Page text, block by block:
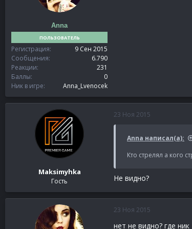
Anna
ПОЛЬЗОВАТЕЛЬ
Регистрация
9 Сен 2015
Сообщения
6.790
Реакции
231
Баллы
0
Ник в игре
Anna_Lvenocek
Maksimyhka
Гость
23 Ноя 2015
Anna написал(а):
Кто стрелял а кого
Не видно?
23 Ноя 2015
нет не видно? где ник